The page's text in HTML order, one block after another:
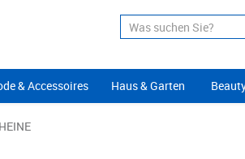
Suche
& Accessoires Haus & Garten